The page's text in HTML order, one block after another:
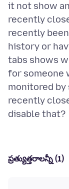
it not show
recently
recently
history or
tabs shows
for someone
monitored by
recently
ప్రత్యుత్తరాలన్నీ (1)